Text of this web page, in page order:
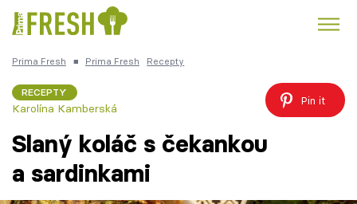
Česká kuchyně
Prima Fresh ■ Prima Fresh Recepty
RECEPTY
Karolína Kamberská
Pin it
Slaný koláč s čekankou
a sardinkami